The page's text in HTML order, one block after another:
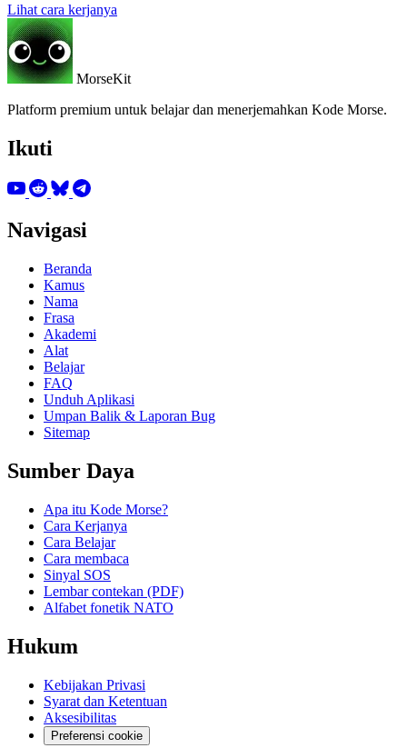
Lihat cara kerjanya
MorseKit
Platform premium untuk belajar dan menerjemahkan Kode Morse.
Ikuti
Navigasi
Beranda
Kamus
Nama
Frasa
Akademi
Alat
Belajar
FAQ
Unduh Aplikasi
Umpan Balik & Laporan Bug
Sitemap
Sumber Daya
Apa itu Kode Morse?
Cara Kerjanya
Cara Belajar
Cara membaca
Sinyal SOS
Lembar contekan (PDF)
Alfabet fonetik NATO
Hukum
Kebijakan Privasi
Syarat dan Ketentuan
Aksesibilitas
Preferensi cookie